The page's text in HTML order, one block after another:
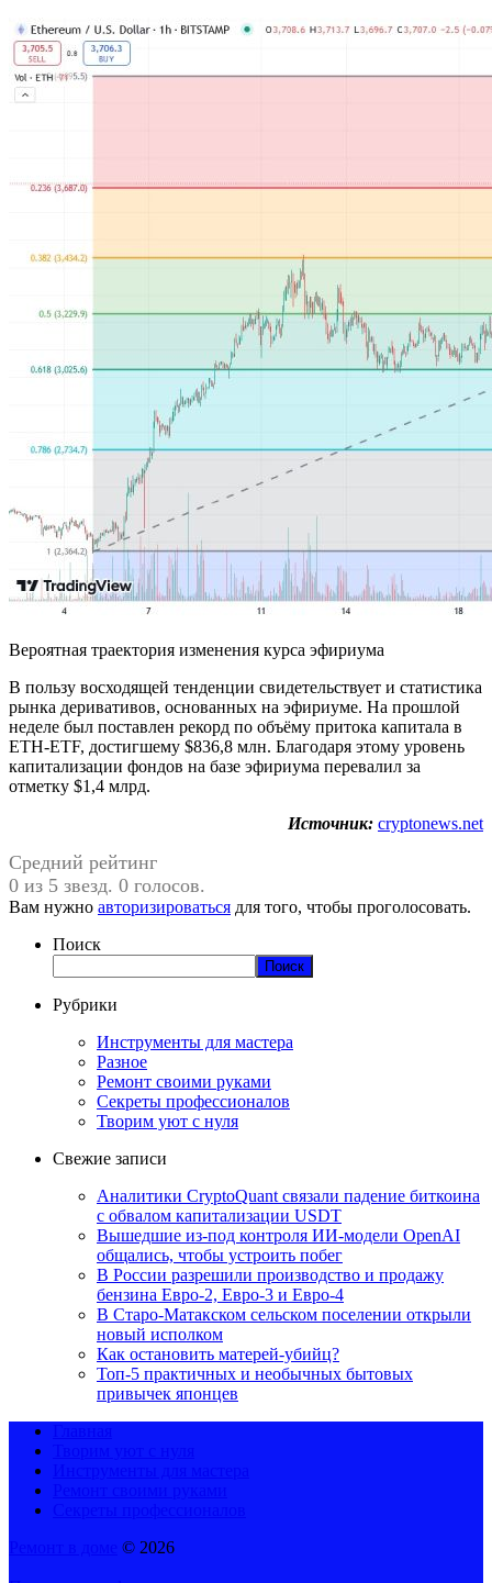
Вероятная траектория изменения курса эфириума
В пользу восходящей тенденции свидетельствует и статистика
рынка деривативов, основанных на эфириуме. На прошлой
неделе был поставлен рекорд по объёму притока капитала в
ETH-ETF, достигшему $836,8 млн. Благодаря этому уровень
капитализации фондов на базе эфириума перевалил за
отметку $1,4 млрд.
Источник: cryptonews.net
Средний рейтинг
0 из 5 звезд. 0 голосов.
Вам нужно авторизироваться для того, чтобы проголосовать.
Поиск
Поиск
Рубрики
Инструменты для мастера
Разное
Ремонт своими руками
Секреты профессионалов
Творим уют с нуля
Свежие записи
Аналитики CryptoQuant связали падение биткоина
с обвалом капитализации USDT
Вышедшие из-под контроля ИИ-модели OpenAI
общались, чтобы устроить побег
В России разрешили производство и продажу
бензина Евро-2, Евро-3 и Евро-4
В Старо-Матакском сельском поселении открыли
новый исполком
Как остановить матерей-убийц?
Топ-5 практичных и необычных бытовых
привычек японцев
© 2026